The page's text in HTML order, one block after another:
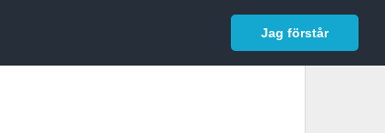
Jag förstår
Logga in